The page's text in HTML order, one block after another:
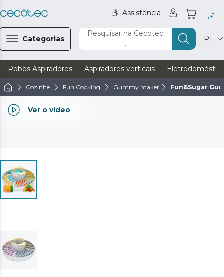
Assistência
Categorias
Pesquisar na Cecotec
...
PT
Robôs Aspiradores Aspiradores verticais
Cozinhe Fun Cooking Gummy maker Fun&Sugar
Ver o vídeo